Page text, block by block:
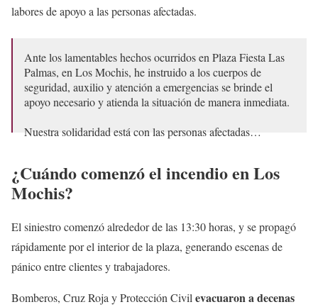
labores de apoyo a las personas afectadas.
Ante los lamentables hechos ocurridos en Plaza Fiesta Las
Palmas, en Los Mochis, he instruido a los cuerpos de
seguridad, auxilio y atención a emergencias se brinde el
apoyo necesario y atienda la situación de manera inmediata.
Nuestra solidaridad está con las personas afectadas…
2026
¿Cuándo comenzó el incendio en Los
Mochis?
El siniestro comenzó alrededor de las 13:30 horas, y se propagó
rápidamente por el interior de la plaza, generando escenas de
pánico entre clientes y trabajadores.
Bomberos, Cruz Roja y Protección Civilevacuaron a decenas